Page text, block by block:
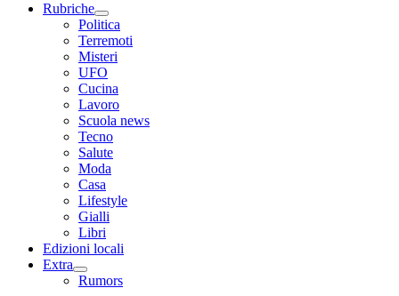
Rubriche
Politica
Terremoti
Misteri
UFO
Cucina
Lavoro
Scuola news
Tecno
Salute
Moda
Casa
Lifestyle
Gialli
Libri
Edizioni locali
Extra
Rumors